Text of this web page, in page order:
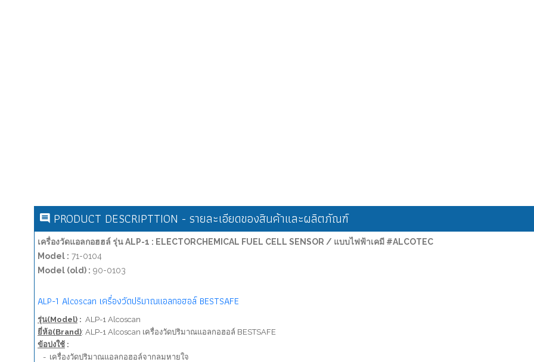
PRODUCT DESCRIPTTION - รายละเอียดของสินค้าและผลิตภัณฑ์
เครื่องวัดแอลกอฮฮล์ รุ่น ALP-1 : ELECTORCHEMICAL FUEL CELL SENSOR / แบบไฟฟ้าเคมี #ALCOTEC
Model : 71-0104
Model (old) : 90-0103
ALP-1 Alcoscan เครื่องวัดปริมาณแอลกอฮอล์ BESTSAFE
รุ่น(Model) : ALP-1 Alcoscan
ยี่ห้อ(Brand): ALP-1 Alcoscan เครื่องวัดปริมาณแอลกอฮอล์ BESTSAFE
ข้อบ่งใช้ :
- เครื่องวัดปริมาณแอลกอฮอล์จากลมหายใจ